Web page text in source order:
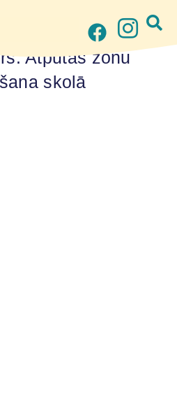
Atpūtas zonu
skolā